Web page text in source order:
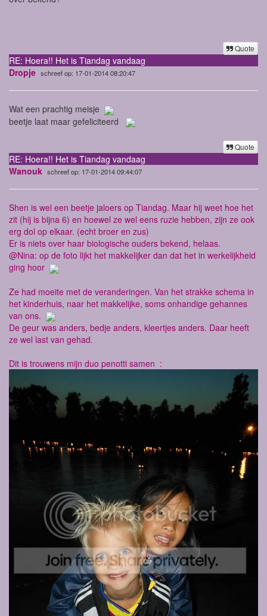
Quote
RE: Hoera!! Het is Tiandag vandaag
Dropje schreef op: 17-01-2014 08:20:47
Wat een prachtig meisje
beetje laat maar gefeliciteerd
Quote
RE: Hoera!! Het is Tiandag vandaag
Wanouk schreef op: 17-01-2014 09:44:07
Shen is wel een beetje jaloers op Tiandag. Maar hij weet hoe het
zit (hij is bijna 6) en hoewel ze wel eens ruzie hebben, zijn ze ook
erg dol op elkaar. (echt broer en zus)
Er is niets over haar biologische ouders bekend, helaas.
@Nina: op de foto lijkt het makkelijker dan dat het in werkelijkheid
ging hoor
Ze had moeite met de veranderingen. Van het strakke schema in
het kinderhuis, naar het makkelijke, soms onhandige gehannes
van ons.
De geur was anders, bedje anders, kleertjes anders. Daar heeft
ze wel last van gehad.
Dit is trouwens mijn duo penotti samen :